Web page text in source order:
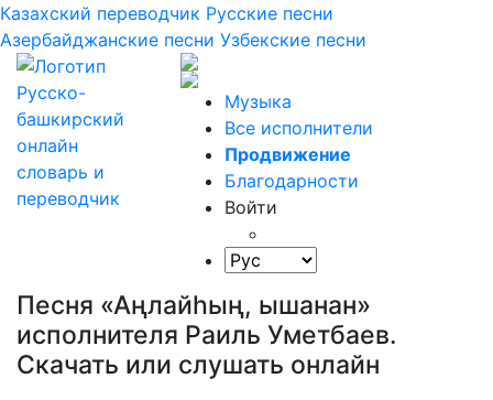
Казахский переводчик Русские песни
Азербайджанские песни Узбекские песни
Музыка
Все исполнители
Продвижение
Благодарности
Войти
Песня «Аңлайһың, ышанан»
исполнителя Раиль Уметбаев.
Скачать или слушать онлайн